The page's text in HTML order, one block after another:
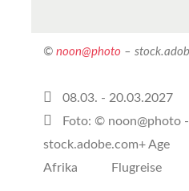
© noon@photo –
08.03. - 20.03.2027
Foto: © noon@photo -
stock.adobe.com+Age
Afrika
Flugreise